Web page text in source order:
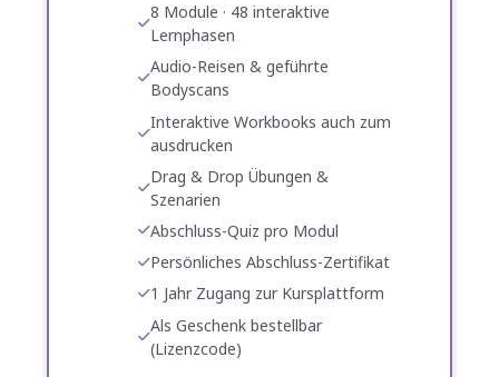
8 Module · 48 interaktive
Lernphasen
Audio-Reisen & geführte
Bodyscans
Interaktive Workbooks auch zum
ausdrucken
Drag & Drop Übungen &
Szenarien
Abschluss-Quiz pro Modul
Persönliches Abschluss-Zertifikat
1 Jahr Zugang zur Kursplattform
Als Geschenk bestellbar
(Lizenzcode)